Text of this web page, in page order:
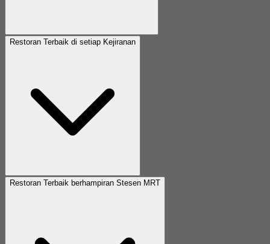
Restoran Terbaik di setiap Kejiranan
Restoran Terbaik berhampiran Stesen MRT